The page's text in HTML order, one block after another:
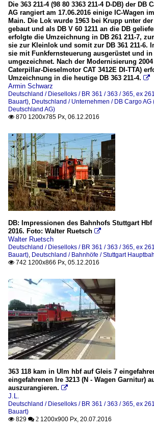
Die 363 211-4 (98 80 3363 211-4 D-DB) der DB
AG rangiert am 17.06.2016 einige IC-Wagen
Main. Die Lok wurde 1963 bei Krupp unter
gebaut und als DB V 60 1211 an die DB
erfolgte die Umzeichnung in DB 261 211-7,
sie zur Kleinlok und somit zur DB 361 211-6.
sie mit Funkfernsteuerung ausgerüstet und in
umgezeichnet. Nach der Modernisierung
Caterpillar-Dieselmotor CAT 3412E DI-TTA)
Umzeichnung in die heutige DB 363 211-4. 
Armin Schwarz
Deutschland / Dieselloks / BR 361 / 363 / 365, ex
Bauart), Deutschland / Unternehmen / DB Cargo AG
Deutschland AG)
 870 1200x785 Px, 06.12.2016
DB: Impressionen des Bahnhofs Stuttgart
2016. Foto: Walter Ruetsch 
Walter Ruetsch
Deutschland / Dieselloks / BR 361 / 363 / 365, ex
Bauart), Deutschland / Bahnhöfe / Stuttgart
 742 1200x866 Px, 05.12.2016
363 118 kam in Ulm hbf auf Gleis 7
eingefahrenen Ire 3213 (N - Wagen Garnitur)
auszurangieren. 
J.L.
Deutschland / Dieselloks / BR 361 / 363 / 365, ex
Bauart)
 829  2 1200x900 Px, 20.07.2016